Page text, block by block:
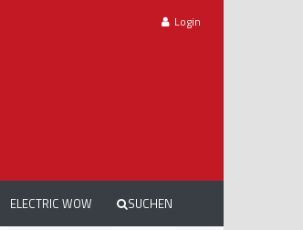
Login
ELECTRIC WOW SUCHEN